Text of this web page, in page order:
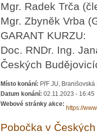
Mgr. Radek Trča
Mgr. Zbyněk Vrba
GARANT KURZU:
Doc. RNDr. Ing.
Českých
Místo konání: PřF JU,
Datum konání: 02.11.2023 - 16:45
Webové stránky akce:
https://
Pobočka v